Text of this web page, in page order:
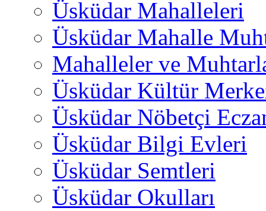
Üsküdar Mahalleleri
Üsküdar Mahalle
Mahalleler ve
Üsküdar Kültür
Üsküdar Nöbetçi
Üsküdar Bilgi Evleri
Üsküdar Semtleri
Üsküdar Okulları